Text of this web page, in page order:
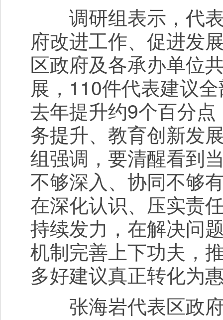
调研组表示，代表
府改进工作、促进发
区政府及各承办单位
展，110件代表建议
去年提升约9个百分
务提升、教育创新发
组强调，要清醒看到
不够深入、协同不够
在深化认识、压实责
持续发力，在解决问
机制完善上下功夫，
多好建议真正转化为
张海岩代表区政府